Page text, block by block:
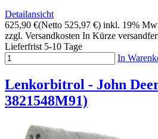
Detailansicht
625,90 €(Netto 525,97 €) inkl. 19%
zzgl. Versandkosten In Kürze
Lieferfrist 5-10 Tage
In
Lenkorbitrol - John
3821548M91)